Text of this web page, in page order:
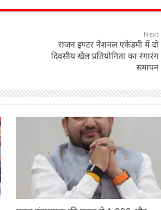
Next
राजन इण्टर नेशनल एकेडमी में दो
दिवसीय खेल प्रतियोगिता का रंगारंग
समापन